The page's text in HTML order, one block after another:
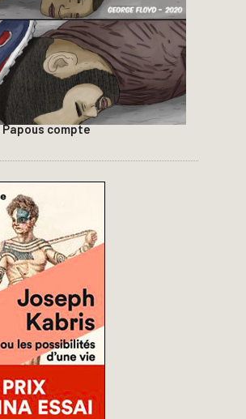
Papous compte